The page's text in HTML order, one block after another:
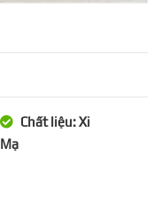
Chất liệu: Xi
Mạ